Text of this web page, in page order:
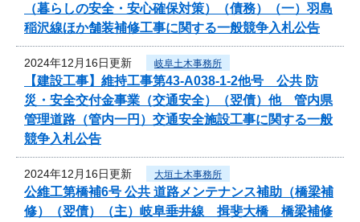
（暮らしの安全・安心確保対策）（債務）（一）羽島
稲沢線ほか舗装補修工事に関する一般競争入札公告
2024年12月16日更新 岐阜土木事務所
【建設工事】維持工事第43-A038-1-2他号 公共 防
災・安全交付金事業（交通安全）（翌債）他 管内県
管理道路（管内一円）交通安全施設工事に関する一般
競争入札公告
2024年12月16日更新 大垣土木事務所
公維工第橋補6号 公共 道路メンテナンス補助（橋梁補
修）（翌債）（主）岐阜垂井線 揖斐大橋 橋梁補修